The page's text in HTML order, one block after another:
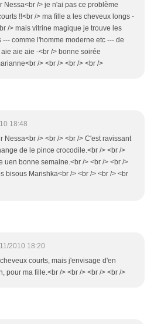
Nessa<br /> je n'ai pas ce problème
!!<br /> ma fille a les cheveux longs -
/> mais vitrine magique je trouve les
comme l'homme moderne etc --- de
aie aie -<br /> bonne soirée
/> <br /> <br /> <br />
18:48
Nessa<br /> <br /> <br /> C'est ravissant
de le pince crocodile.<br /> <br />
uen bonne semaine.<br /> <br /> <br />
bisous Marishka<br /> <br /> <br /> <br
2010 18:20
courts, mais j'envisage d'en
pour ma fille.<br /> <br /> <br /> <br />